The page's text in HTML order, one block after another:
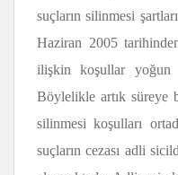
suçların silinmesi
Haziran 2005
ilişkin koşullar yoğun
Böylelikle artık süreye
silinmesi koşulları
suçların cezası adli